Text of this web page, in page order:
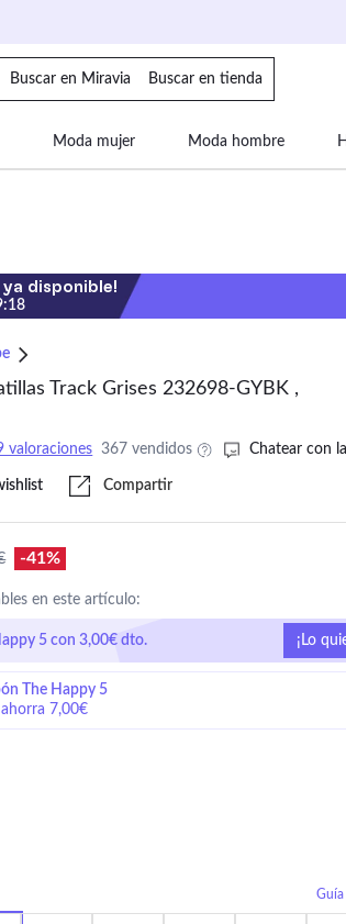
Buscar en Miravia Buscar en tienda
Moda mujer Moda hombre
disponible!
:17
Track Grises 232698-GYBK ,
valoraciones 367 vendidos Chatear con
Compartir
-41%
en este artículo:
5 con 3,00€ dto. ¡Lo
The Happy 5
7,00€
Guía